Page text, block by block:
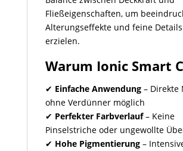
Fließeigenschaften, um
Alterungseffekte und feine
erzielen.
Warum Ionic Smart
✔ Einfache Anwendung– Direkte
ohne Verdünner möglich
✔ Perfekter Farbverlauf– Keine
Pinselstriche oder ungewollte
✔ Hohe Pigmentierung–